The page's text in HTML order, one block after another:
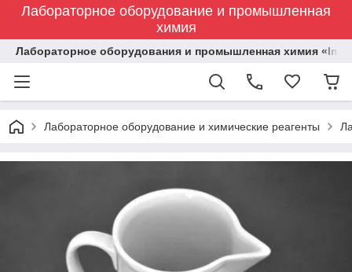
Лабораторное оборудование и промышленная
химия
Лабораторное оборудования и промышленная химия
Лабораторное оборудование и химические реагенты